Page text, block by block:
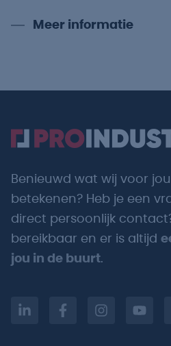
Meer informatie
Benieuwd wat wij voor
betekenen? Heb je een
direct persoonlijk
bereikbaar en er is altijd
jou in de buurt.